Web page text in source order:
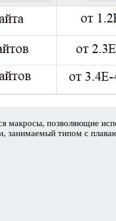
макросы, позволяющие
типом с